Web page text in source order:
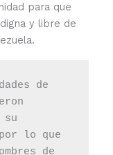
para que
y libre de
su
lo que
de